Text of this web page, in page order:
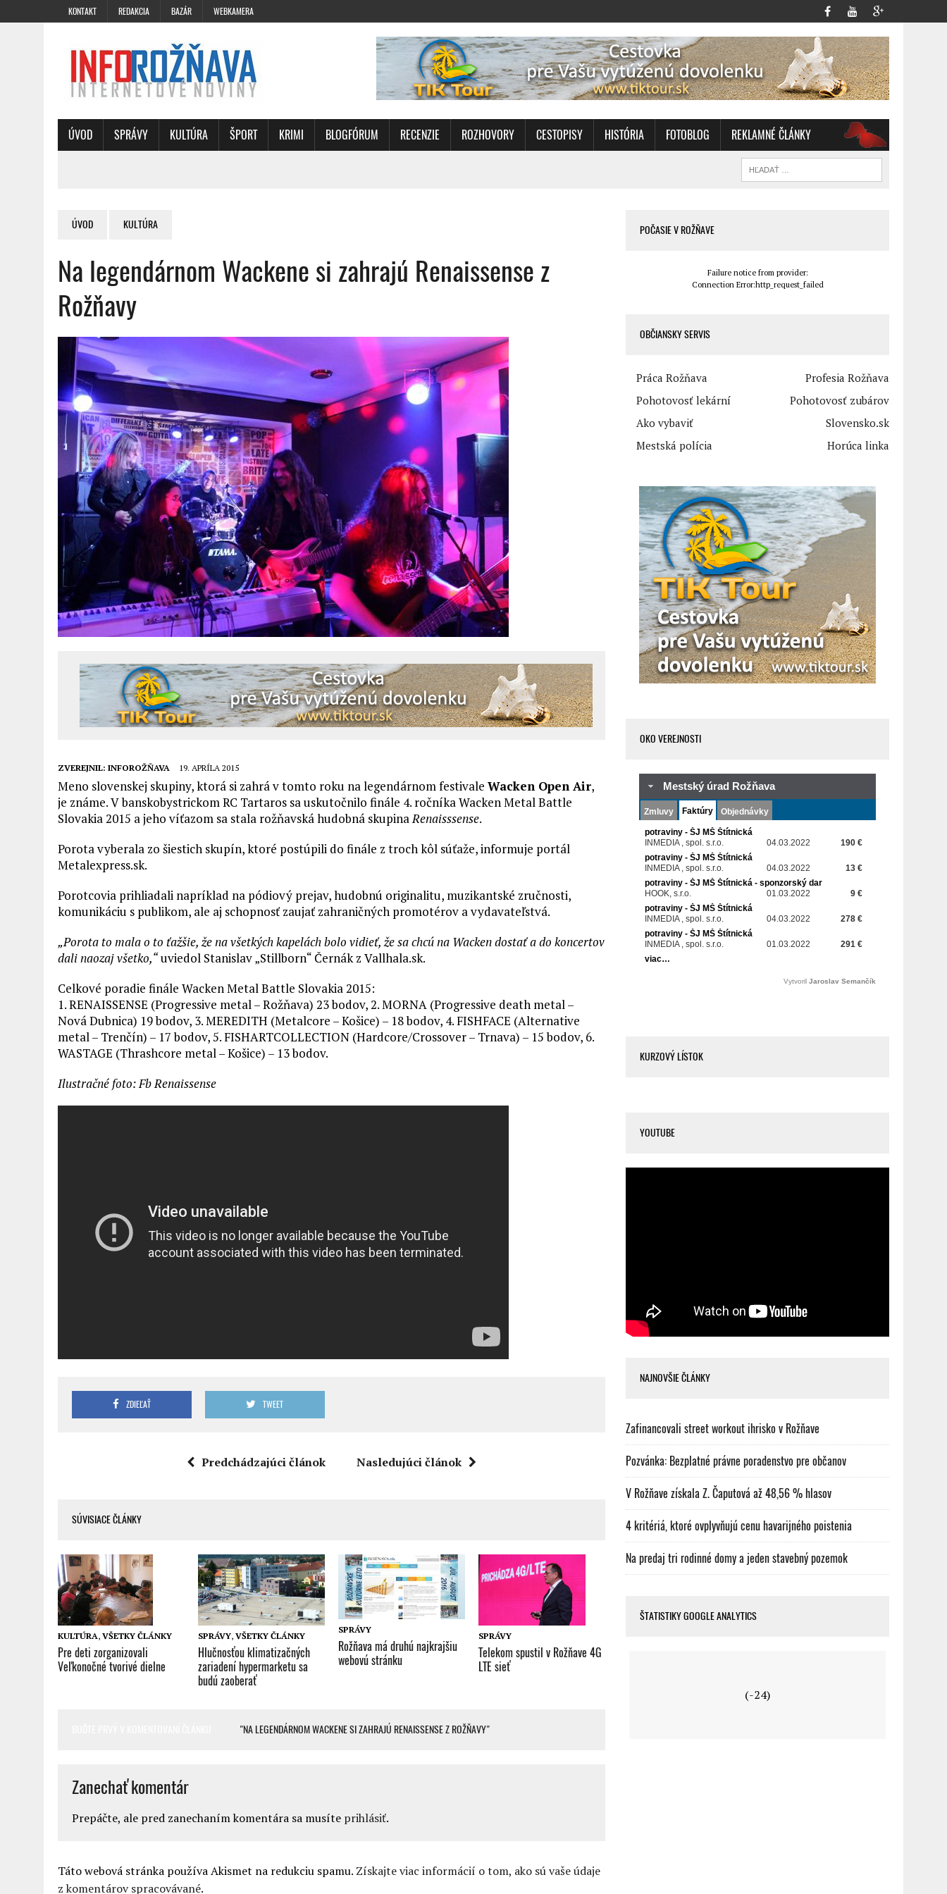
KONTAKT REDAKCIA BAZÁR WEBKAMERA
ÚVOD SPRÁVY KULTÚRA ŠPORT KRIMI BLOGFÓRUM RECENZIE ROZHOVORY CESTOPISY HISTÓRIA FOTOBLOG REKLAMNÉ ČLÁNKY OZ
ÚVOD KULTÚRA
Na legendárnom Wackene si zahrajú Renaissense z
Rožňavy
ZVEREJNIL: INFOROŽŇAVA 19. APRÍLA 2015
Meno slovenskej skupiny, ktorá si zahrá v tomto roku na legendárnom festivale Wacken Open Air,
je známe. V banskobystrickom RC Tartaros sa uskutočnilo finále 4. ročníka Wacken Metal Battle
Slovakia 2015 a jeho víťazom sa stala rožňavská hudobná skupinaRenaisssense.
Porota vyberala zo šiestich skupín, ktoré postúpili do finále z troch kôl súťaže, informuje portál
Metalexpress.sk.
Porotcovia prihliadali napríklad na pódiový prejav, hudobnú originalitu, muzikantské zručnosti,
komunikáciu s publikom, ale aj schopnosť zaujať zahraničných promotérov a vydavateľstvá.
„Porota to mala o to ťažšie, že na všetkých kapelách bolo vidieť, že sa chcú na Wacken dostať a do koncertov
dali naozaj všetko,“uviedol Stanislav „Stillborn“ Černák z Vallhala.sk.
Celkové poradie finále Wacken Metal Battle Slovakia 2015:
1. RENAISSENSE (Progressive metal – Rožňava) 23 bodov, 2. MORNA (Progressive death metal –
Nová Dubnica) 19 bodov, 3. MEREDITH (Metalcore – Košice) – 18 bodov, 4. FISHFACE (Alternative
metal – Trenčín) – 17 bodov, 5. FISHARTCOLLECTION (Hardcore/Crossover – Trnava) – 15 bodov, 6.
WASTAGE (Thrashcore metal – Košice) – 13 bodov.
Ilustračné foto: Fb Renaissense
ZDIEĽAŤ TWEET
Predchádzajúci článok Nasledujúci článok
SÚVISIACE ČLÁNKY
KULTÚRA, VŠETKY ČLÁNKY
Pre deti zorganizovali
Veľkonočné tvorivé dielne
SPRÁVY,VŠETKY ČLÁNKY
Hlučnosťou klimatizačných
zariadení hypermarketu sa
budú zaoberať
SPRÁVY
Rožňava má druhú najkrajšiu
webovú stránku
SPRÁVY
Telekom spustil v Rožňave 4G
LTE sieť
"NA LEGENDÁRNOM WACKENE SI ZAHRAJÚ RENAISSENSE Z ROŽŇAVY"
Zanechať komentár
Prepáčte, ale pred zanechaním komentára sa musíte prihlásiť.
Táto webová stránka používa Akismet na redukciu spamu. Získajte viac informácií o tom, ako sú vaše údaje
z komentárov spracovávané.
POČASIE V ROŽŇAVE
Failure notice from provider:
Connection Error:http_request_failed
OBČIANSKY SERVIS
Práca Rožňava
Profesia Rožňava
Pohotovosť lekární
Pohotovosť zubárov
Ako vybaviť
Slovensko.sk
Mestská polícia
Horúca linka
OKO VEREJNOSTI
KURZOVÝ LÍSTOK
YOUTUBE
NAJNOVŠIE ČLÁNKY
Zafinancovali street workout ihrisko v Rožňave
Pozvánka: Bezplatné právne poradenstvo pre občanov
V Rožňave získala Z. Čaputová až 48,56 % hlasov
4 kritériá, ktoré ovplyvňujú cenu havarijného poistenia
Na predaj tri rodinné domy a jeden stavebný pozemok
ŠTATISTIKY GOOGLE ANALYTICS
(-24)